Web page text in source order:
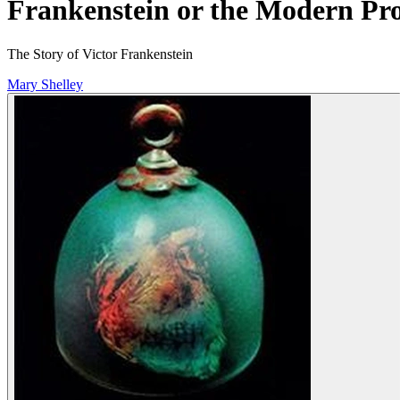
Frankenstein or the Modern
The Story of Victor Frankenstein
Mary Shelley